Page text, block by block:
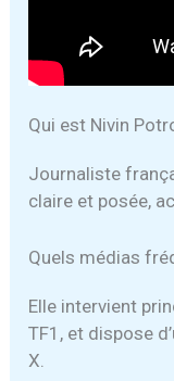
Qui est Nivin
Journaliste
claire et posée,
Quels médias
Elle intervient
TF1, et dispose
X.